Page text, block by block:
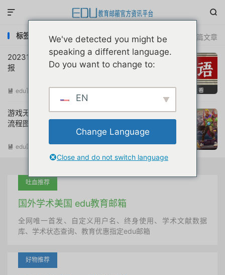


共 2 篇文章
标签：无畏契约高校认证网址
20231126互联网教育优惠申请注册动态简
报
 edu官方简报
游戏无畏契约高校认证瓦罗兰特详细原创
流程图文指导
 edu国内优惠 阅读(19163)
吐血推荐
国外学术美国 edu教育邮箱
全网唯一首发、自定义用户名、终身使用、学术文献数据
库、学术状态查询、教育优惠指定edu邮箱
好物推荐
We've detected you might be
speaking a different language.
Do you want to change to:
EN
Change Language
Close and do not switch language